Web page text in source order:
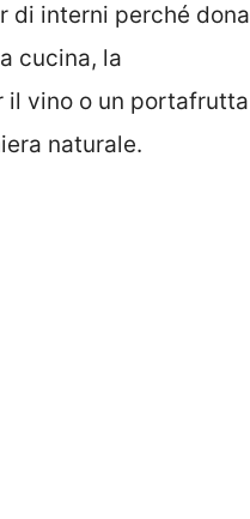
di interni perché dona
cucina, la
il vino o un portafrutta
naturale.